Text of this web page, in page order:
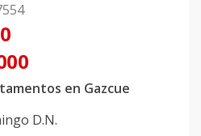
en Gazcue
D.N.